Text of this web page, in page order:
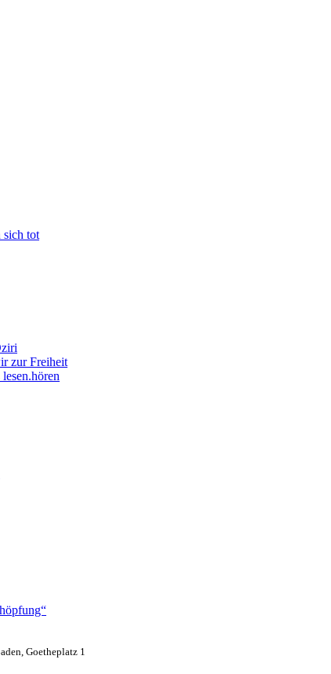
sich tot
zur Freiheit
Goetheplatz 1